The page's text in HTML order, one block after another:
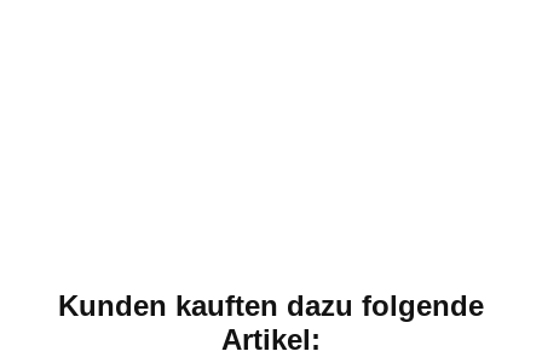
Kunden kauften dazu folgende
Artikel: